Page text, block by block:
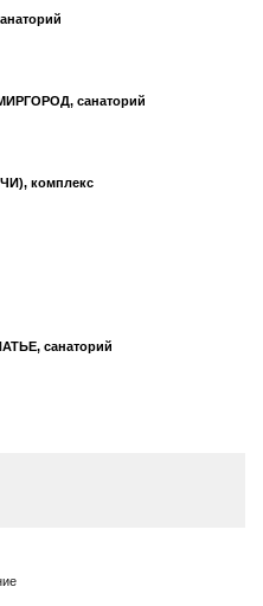
санаторий
комплекс
санаторий